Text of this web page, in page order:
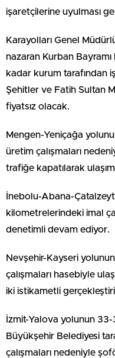
işaretçilerine uyulması
Karayolları Genel
nazaran Kurban
kadar kurum tarafından
Şehitler ve Fatih Sultan
fiyatsız olacak.
Mengen-Yeniçağa
üretim çalışmaları
trafiğe kapatılarak
İnebolu-Abana-
kilometrelerindeki imal
denetimli devam ediyor.
Nevşehir-Kayseri
çalışmaları hasebiyle
iki istikametli
İzmit-Yalova yolunun
Büyükşehir Belediyesi
çalışmaları nedeniyle